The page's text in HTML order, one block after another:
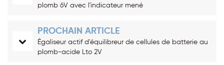
plomb 6V avec l'indicateur mené
PROCHAIN ARTICLE
Égaliseur actif d'équilibreur de cellules de batterie au
plomb-acide Lto 2V